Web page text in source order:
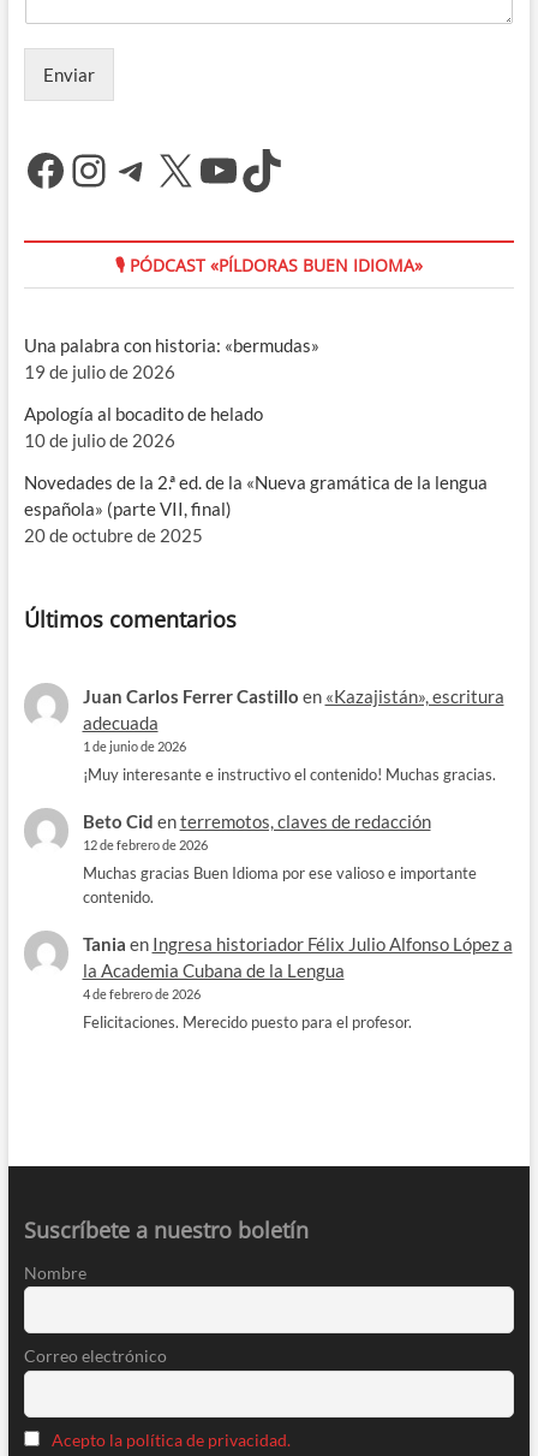
Enviar
Facebook
Instagram
Telegram
X YouTube
TikTok
🎙 PÓDCAST «PÍLDORAS BUEN IDIOMA»
Una palabra con historia: «bermudas»
19 de julio de 2026
Apología al bocadito de helado
10 de julio de 2026
Novedades de la 2.ª ed. de la «Nueva gramática de la lengua
española» (parte VII, final)
20 de octubre de 2025
Últimos comentarios
Juan Carlos Ferrer Castillo en «Kazajistán», escritura
adecuada
1 de junio de 2026
¡Muy interesante e instructivo el contenido! Muchas gracias.
Beto Cid enterremotos, claves de redacción
12 de febrero de 2026
Muchas gracias Buen Idioma por ese valioso e importante
contenido.
Tania en Ingresa historiador Félix Julio Alfonso López a
la Academia Cubana de la Lengua
4 de febrero de 2026
Felicitaciones. Merecido puesto para el profesor.
Suscríbete a nuestro boletín
Nombre
Correo electrónico
Acepto la política de privacidad.